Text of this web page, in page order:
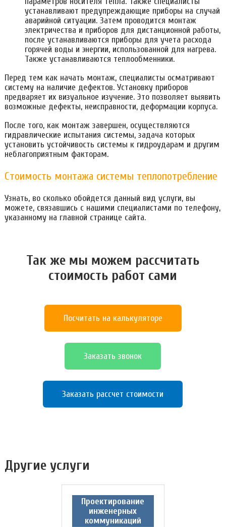
устанавливают предупреждающие приборы на случай
аварийной ситуации. Затем проводится монтаж
электричества и приборов для дистанционной работы,
после устанавливаются приборы для учета расхода
горячей воды и энергии, использованной для нагрева.
Также устанавливаются теплообменники.
Перед тем как начать монтаж, специалисты осматривают
систему на наличие дефектов. Установку приборов
предваряет их визуальное изучение. Это позволяет выявить
возможные дефекты, неисправности, деформации корпуса.
После того, как монтаж завершен, осуществляются
гидравлические испытания системы, задача которых
установить устойчивость системы к гидроударам и другим
неблагоприятным факторам.
Стоимость монтажа системы теплопотребление
Узнать, во сколько обойдется данный вид услуги, вы
можете, связавшись с нашими специалистами по телефону,
указанному на главной странице сайта.
Так же мы можем расcчитать
стоимость работ сами
Посчитать на калькуляторе
Заказать звонок
Заказать рассчет стоимости
Другие услуги
Проектирование
инженерных
коммуникаций